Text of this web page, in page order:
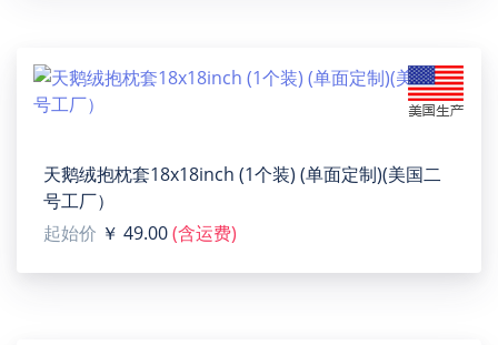
在微小色差、位置及大小等误差，如遇以上问题均属于
正常现象，将不予纳入售后处理范畴。
Pet Fedding Mat 60x50cm（US02）
【Type】Rubber + non-woven fabric, 23.62"(L) x 19.69"
(W), One-Side Printing, indoor or outdoor use.
天鹅绒抱枕套18x18inch (1个装) (单面定制)(美国二
号工厂）
起始价 ￥ 49.00(含运费)